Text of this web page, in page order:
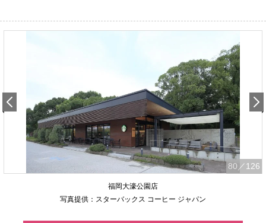
80 ／126
福岡大濠公園店
写真提供：スターバックス コーヒー ジャパン